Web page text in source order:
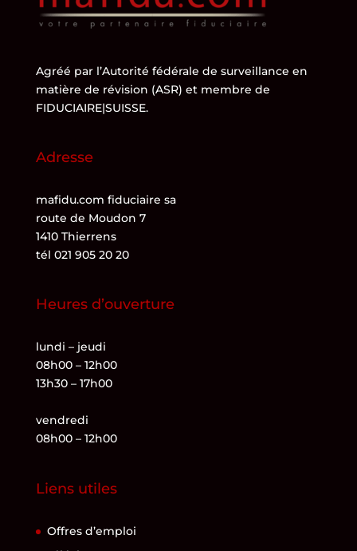
Agréé par l’Autorité fédérale de surveillance en
matière de révision (ASR) et membre de
FIDUCIAIRE|SUISSE.
Adresse
mafidu.com fiduciaire sa
route de Moudon 7
1410 Thierrens
tél 021 905 20 20
Heures d’ouverture
lundi – jeudi
08h00 – 12h00
13h30 – 17h00
vendredi
08h00 – 12h00
Liens utiles
Offres d’emploi